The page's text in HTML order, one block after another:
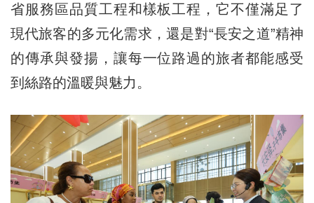
省服務區品質工程和樣板工程，它不僅滿足了
現代旅客的多元化需求，還是對“長安之道”精神
的傳承與發揚，讓每一位路過的旅者都能感受
到絲路的溫暖與魅力。